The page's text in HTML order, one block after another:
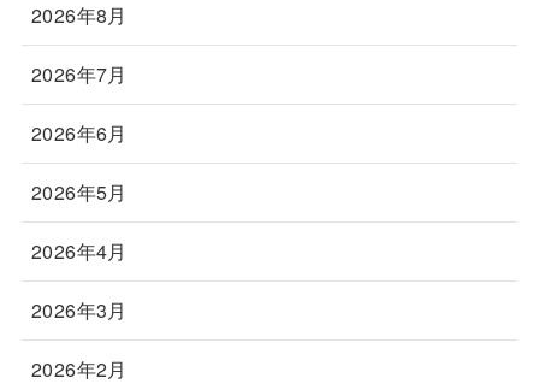
2026年8月
2026年7月
2026年6月
2026年5月
2026年4月
2026年3月
2026年2月